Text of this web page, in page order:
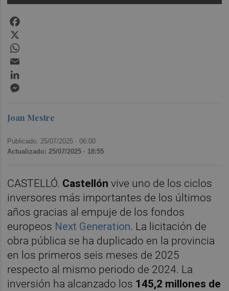
Joan Mestre
Publicado: 25/07/2025 ·06:00
Actualizado: 25/07/2025 · 18:55
CASTELLÓ. Castellón vive uno de los ciclos
inversores más importantes de los últimos
años gracias al empuje de los fondos
europeos Next Generation. La licitación de
obra pública se ha duplicado en la provincia
en los primeros seis meses de 2025
respecto al mismo periodo de 2024. La
inversión ha alcanzado los 145,2 millones de